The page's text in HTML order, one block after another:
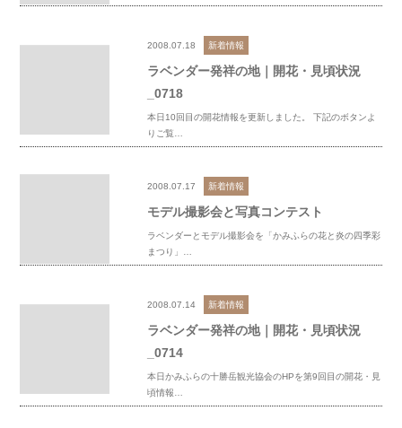
2008.07.18 新着情報
ラベンダー発祥の地｜開花・見頃状況
_0718
本日10回目の開花情報を更新しました。 下記のボタンよ
りご覧…
2008.07.17 新着情報
モデル撮影会と写真コンテスト
ラベンダーとモデル撮影会を「かみふらの花と炎の四季彩
まつり」…
2008.07.14 新着情報
ラベンダー発祥の地｜開花・見頃状況
_0714
本日かみふらの十勝岳観光協会のHPを第9回目の開花・見
頃情報…